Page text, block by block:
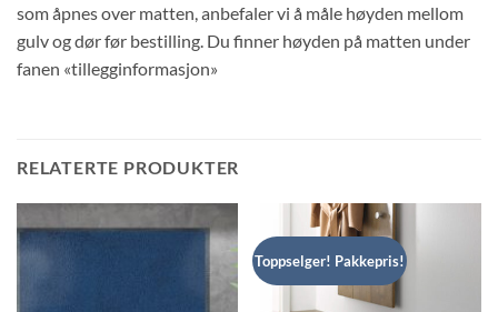
som åpnes over matten, anbefaler vi å måle høyden mellom
gulv og dør før bestilling. Du finner høyden på matten under
fanen «tillegginformasjon»
RELATERTE PRODUKTER
Toppselger! Pakkepris!